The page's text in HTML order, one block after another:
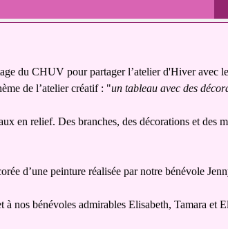
du CHUV pour partager l’atelier d'Hiver avec
de l’atelier créatif : "un tableau avec des
en relief. Des branches, des décorations et des
d’une peinture réalisée par notre bénévole
nos bénévoles admirables Elisabeth, Tamara et